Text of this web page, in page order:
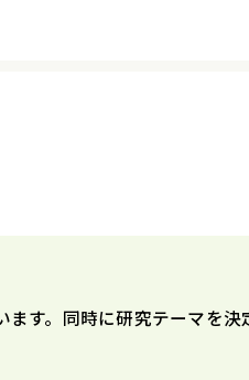
す。同時に研究テーマを